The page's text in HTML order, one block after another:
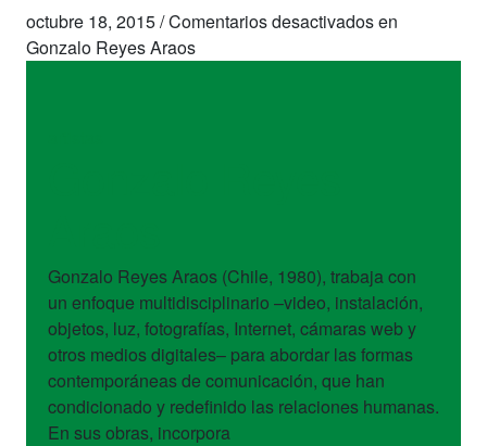
octubre 18, 2015/Comentarios desactivadosen
Gonzalo Reyes Araos
Gonzalo Reyes Araos (Chile, 1980), trabaja con
un enfoque multidisciplinario –video, instalación,
objetos, luz, fotografías, Internet, cámaras web y
otros medios digitales– para abordar las formas
contemporáneas de comunicación, que han
condicionado y redefinido las relaciones humanas.
En sus obras, incorpora